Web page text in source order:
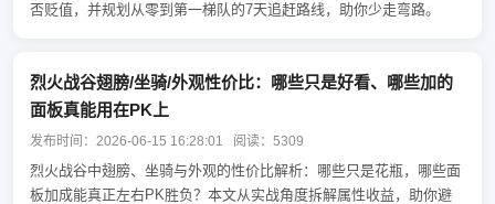
否贬值，并规划从零到第一梯队的7天追赶路线，助你少走弯路。
烈火战谷翅膀/坐骑/外观性价比：哪些只是好看、哪些加的
面板真能用在PK上
发布时间：2026-06-15 16:28:01 阅读：5309
烈火战谷中翅膀、坐骑与外观的性价比解析：哪些只是花瓶，哪些面
板加成能真正左右PK胜负？本文从实战角度拆解属性收益，助你避